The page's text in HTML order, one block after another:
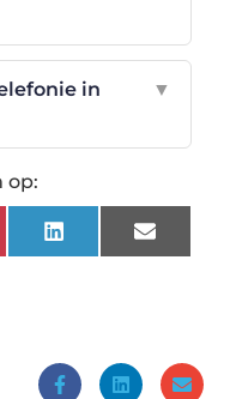
in
▼
op:
LinkedInEmail